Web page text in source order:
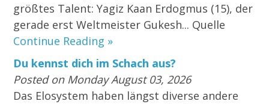
größtes Talent: Yagiz Kaan Erdogmus (15), der
gerade erst Weltmeister Gukesh... Quelle
Continue Reading »
Du kennst dich im Schach aus?
Posted on Monday August 03, 2026
Das Elosystem haben längst diverse andere